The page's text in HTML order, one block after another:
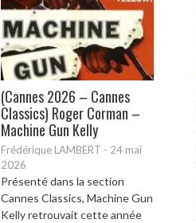
(Cannes 2026 – Cannes
Classics) Roger Corman –
Machine Gun Kelly
Frédérique LAMBERT - 24 mai
2026
Présenté dans la section
Cannes Classics, Machine Gun
Kelly retrouvait cette année